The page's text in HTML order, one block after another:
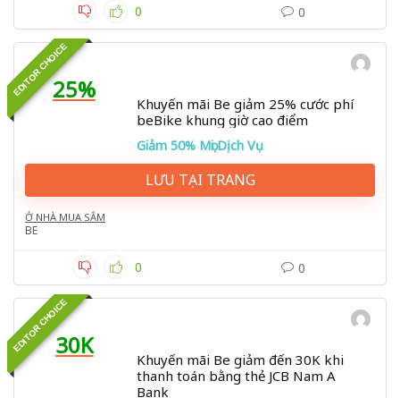
0 0
EDITOR CHOICE25%
Khuyến mãi Be giảm 25% cước phí
beBike khung giờ cao điểm
Giảm 50% Mọi Dịch Vụ
LƯU TẠI TRANG
Ở NHÀ MUA SẮM
BE
0 0
EDITOR CHOICE30K
Khuyến mãi Be giảm đến 30K khi
thanh toán bằng thẻ JCB Nam A
Bank